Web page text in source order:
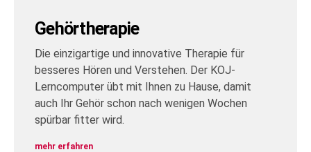
Gehörtherapie
Die einzigartige und innovative Therapie für
besseres Hören und Verstehen. Der KOJ-
Lerncomputer übt mit Ihnen zu Hause, damit
auch Ihr Gehör schon nach wenigen Wochen
spürbar fitter wird.
mehr erfahren